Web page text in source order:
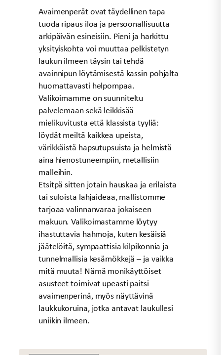
Avaimenperät ovat täydellinen tapa
tuoda ripaus iloa ja persoonallisuutta
arkipäivän esineisiin. Pieni ja harkittu
yksityiskohta voi muuttaa pelkistetyn
laukun ilmeen täysin tai tehdä
avainnipun löytämisestä kassin pohjalta
huomattavasti helpompaa.
Valikoimamme on suunniteltu
palvelemaan sekä leikkisää
mielikuvitusta että klassista tyyliä:
löydät meiltä kaikkea upeista,
värikkäistä hapsutupsuista ja helmistä
aina hienostuneempiin, metallisiin
malleihin.
Etsitpä sitten jotain hauskaa ja erilaista
tai suloista lahjaideaa, mallistomme
tarjoaa valinnanvaraa jokaiseen
makuun. Valikoimastamme löytyy
ihastuttavia hahmoja, kuten kesäisiä
jäätelöitä, sympaattisia kilpikonnia ja
tunnelmallisia kesämökkejä – ja vaikka
mitä muuta! Nämä monikäyttöiset
asusteet toimivat upeasti paitsi
avaimenperinä, myös näyttävinä
laukkukoruina, jotka antavat laukullesi
uniikin ilmeen.